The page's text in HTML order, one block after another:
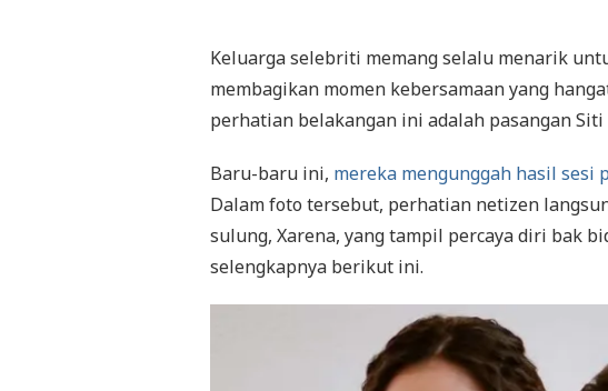
Keluarga selebriti memang selalu menarik
membagikan momen kebersamaan yang
perhatian belakangan ini adalah pasangan
Baru-baru ini, mereka mengunggah hasil
Dalam foto tersebut, perhatian netizen
sulung, Xarena, yang tampil percaya diri bak
selengkapnya berikut ini.